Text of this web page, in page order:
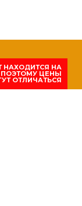
НАХОДИТСЯ НА
ЦЕНЫ
ОТЛИЧАТЬСЯ